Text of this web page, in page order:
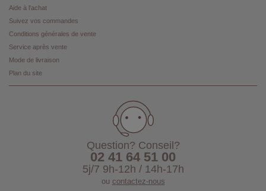
Aide à l'achat
Suivez vos commandes
Conditions générales de vente
Service après vente
Mode de livraison
Plan du site
Question? Conseil?
02 41 64 51 00
5j/7 9h-12h / 14h-17h
ou contactez-nous